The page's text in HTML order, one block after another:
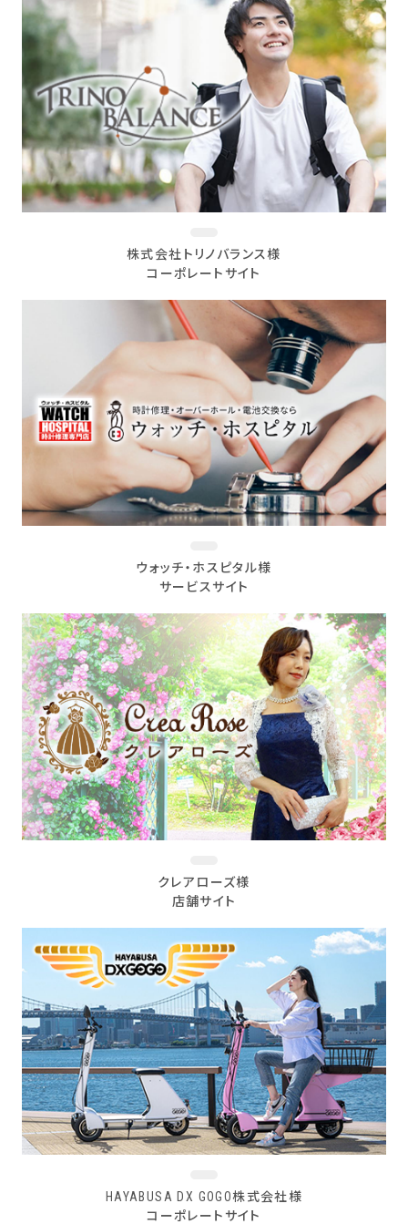
株式会社トリノバランス様
コーポレートサイト
ウォッチ・ホスピタル様
サービスサイト
クレアローズ様
店舗サイト
HAYABUSA DX GOGO株式会社様
コーポレートサイト